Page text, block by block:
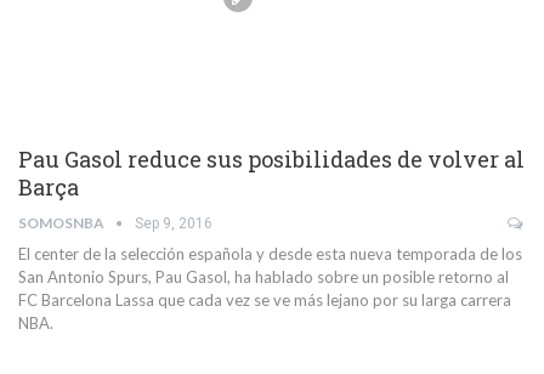
Pau Gasol reduce sus posibilidades de volver al
Barça
SOMOSNBA Sep 9, 2016
El center de la selección española y desde esta nueva temporada de los
San Antonio Spurs, Pau Gasol, ha hablado sobre un posible retorno al
FC Barcelona Lassa que cada vez se ve más lejano por su larga carrera
NBA.